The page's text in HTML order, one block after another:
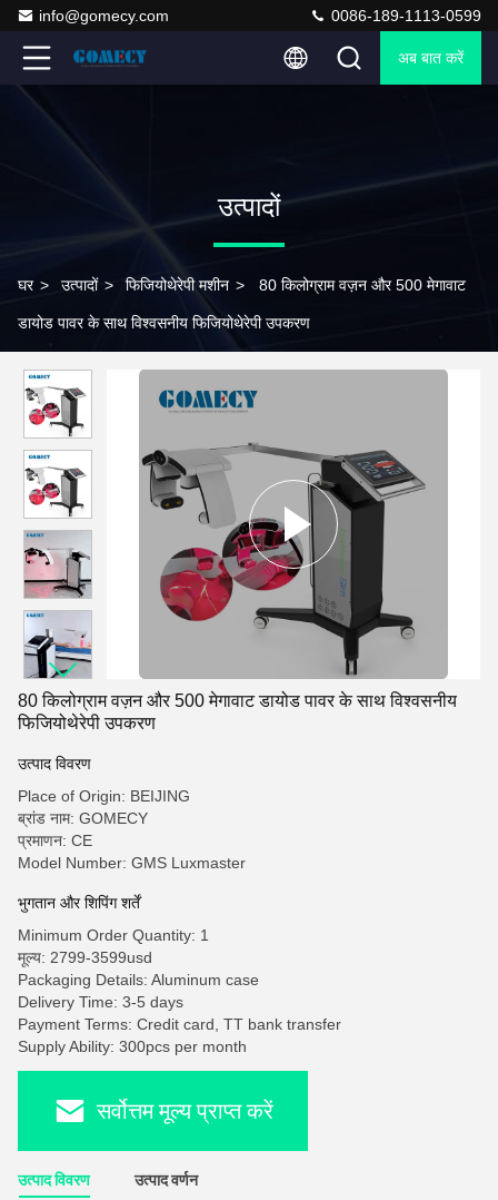
info@gomecy.com 0086-189-1113-0599
अब बात करें
उत्पादों
घर > उत्पादों > फिजियोथेरेपी मशीन > 80 किलोग्राम वज़न और 500 मेगावाट
डायोड पावर के साथ विश्वसनीय फिजियोथेरेपी उपकरण
80 किलोग्राम वज़न और 500 मेगावाट डायोड पावर के साथ विश्वसनीय
फिजियोथेरेपी उपकरण
उत्पाद विवरण
Place of Origin: BEIJING
ब्रांड नाम: GOMECY
प्रमाणन: CE
Model Number: GMS Luxmaster
भुगतान और शिपिंग शर्तें
Minimum Order Quantity: 1
मूल्य: 2799-3599usd
Packaging Details: Aluminum case
Delivery Time: 3-5 days
Payment Terms: Credit card, TT bank transfer
Supply Ability: 300pcs per month
सर्वोत्तम मूल्य प्राप्त करें
उत्पाद विवरण उत्पाद वर्णन